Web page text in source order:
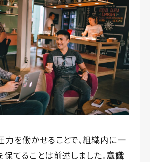
を働かせることで、組織内に一
てることは前述しました。意識